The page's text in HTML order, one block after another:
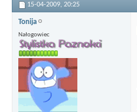
15-04-2009, 20:25
Tonija
Nałogowiec